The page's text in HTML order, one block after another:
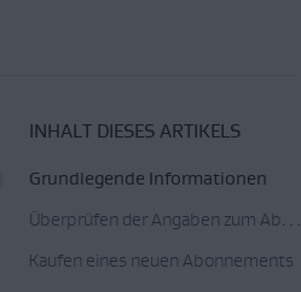
INHALT DIESES ARTIKELS
Grundlegende Informationen
Überprüfen der Angaben zum Abonnement
Kaufen eines neuen Abonnements